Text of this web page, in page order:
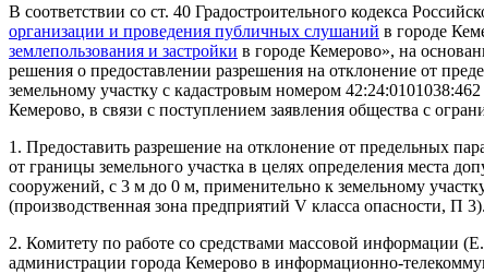
В соответствии со ст. 40 Градостроительного кодекса
организации и проведения публичных слушаний в городе
землепользования и застройки в городе Кемерово», на
решения о предоставлении разрешения на отклонение от
земельному участку с кадастровым номером
Кемерово, в связи с поступлением заявления общества с
1. Предоставить разрешение на отклонение от предельных
от границы земельного участка в целях определения места
сооружений, с 3 м до 0 м, применительно к земельному
(производственная зона предприятий V класса опасности, П 3).
2. Комитету по работе со средствами массовой информации
администрации города Кемерово в информационно-